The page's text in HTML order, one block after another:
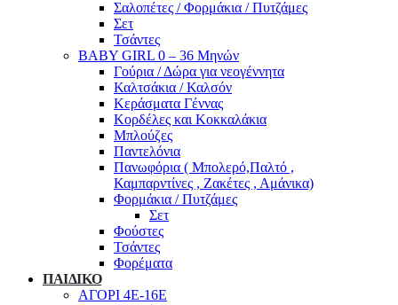
Σαλοπέτες / Φορμάκια / Πυτζάμες
Σετ
Τσάντες
BABY GIRL 0 – 36 Μηνών
Γούρια / Δώρα για νεογέννητα
Καλτσάκια / Καλσόν
Κεράσματα Γέννας
Κορδέλες και Κοκκαλάκια
Μπλούζες
Παντελόνια
Πανωφόρια ( Μπολερό,Παλτό ,
Καμπαρντίνες , Ζακέτες , Αμάνικα)
Φορμάκια / Πυτζάμες
Σετ
Φούστες
Τσάντες
Φορέματα
ΠΑΙΔΙΚΟ
ΑΓΟΡΙ 4Ε-16Ε